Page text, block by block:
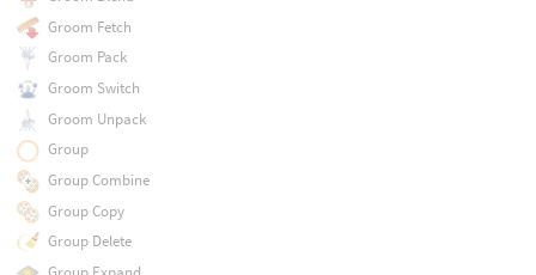
Groom Fetch
Groom Pack
Groom Switch
Groom Unpack
Group
Group Combine
Group Copy
Group Delete